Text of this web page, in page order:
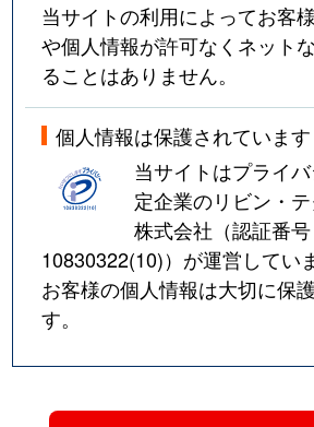
当サイトの利用によってお客
や個人情報が許可なくネット
ることはありません。
個人情報は保護されています
当サイトはプライ
定企業のリビン・
株式会社（認証番号
10830322(10)）が運営してい
お客様の個人情報は大切に保
す。